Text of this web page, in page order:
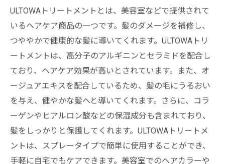
ULTOWAトリートメントとは、美容室などで提供されて
いるヘアケア商品の一つです。髪のダメージを補修し、
つややかで健康的な髪に導いてくれます。ULTOWAトリ
ートメントは、高分子のアルギニンとセラミドを配合し
ており、ヘアケア効果が高いとされています。また、オ
ージュアエキスを配合しているため、髪の毛にうるおい
を与え、健やかな髪へと導いてくれます。さらに、コラ
ーゲンやヒアルロン酸などの保湿成分も含まれており、
髪をしっかりと保護してくれます。ULTOWAトリートメ
ントは、スプレータイプで簡単に使用することができ、
手軽に自宅でもケアできます。美容室でのヘアカラーや